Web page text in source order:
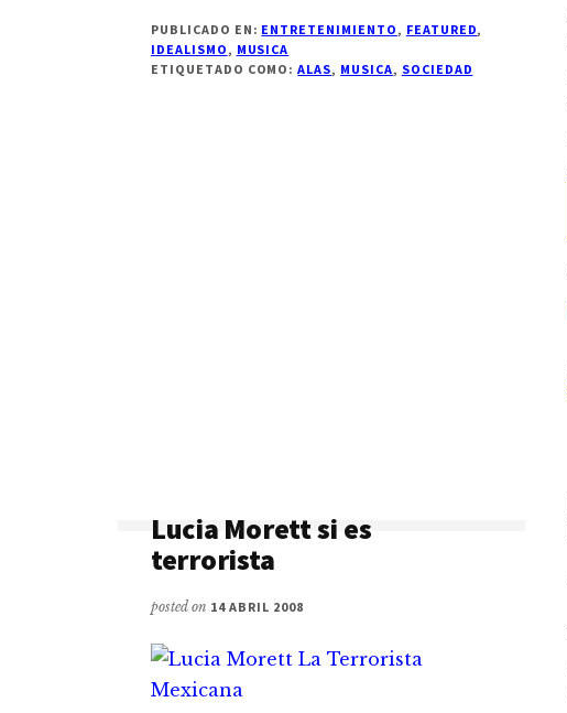
PUBLICADO EN: ENTRETENIMIENTO, FEATURED,
IDEALISMO, MUSICA
ETIQUETADO COMO:ALAS, MUSICA, SOCIEDAD
Lucia Morett si es
terrorista
posted on 14 ABRIL 2008